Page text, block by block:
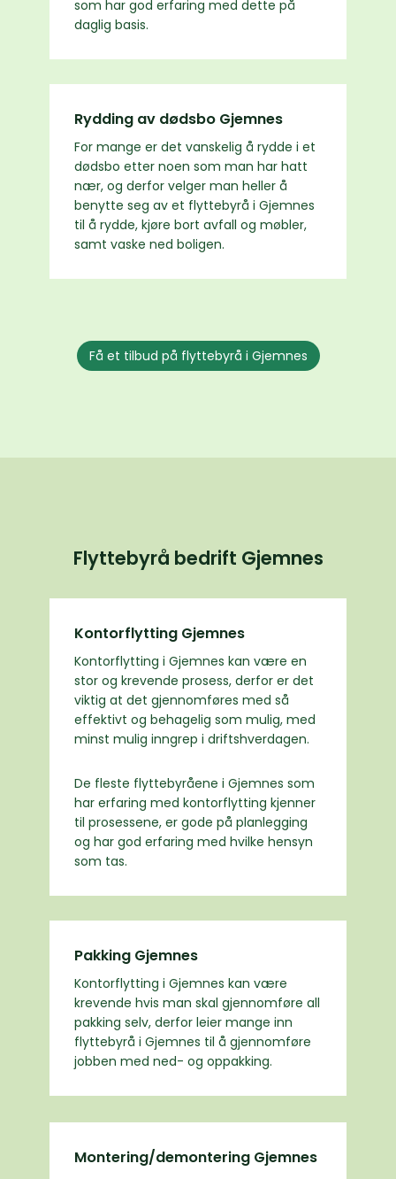
som har god erfaring med dette på
daglig basis.
Rydding av dødsbo Gjemnes
For mange er det vanskelig å rydde i et
dødsbo etter noen som man har hatt
nær, og derfor velger man heller å
benytte seg av et flyttebyrå i Gjemnes
til å rydde, kjøre bort avfall og møbler,
samt vaske ned boligen.
Få et tilbud på flyttebyrå i Gjemnes
Flyttebyrå bedrift Gjemnes
Kontorflytting Gjemnes
Kontorflytting i Gjemnes kan være en
stor og krevende prosess, derfor er det
viktig at det gjennomføres med så
effektivt og behagelig som mulig, med
minst mulig inngrep i driftshverdagen.
De fleste flyttebyråene i Gjemnes som
har erfaring med kontorflytting kjenner
til prosessene, er gode på planlegging
og har god erfaring med hvilke hensyn
som tas.
Pakking Gjemnes
Kontorflytting i Gjemnes kan være
krevende hvis man skal gjennomføre all
pakking selv, derfor leier mange inn
flyttebyrå i Gjemnes til å gjennomføre
jobben med ned- og oppakking.
Montering/demontering Gjemnes